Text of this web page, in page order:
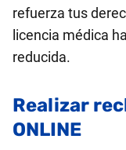
refuerza tus
licencia médica
reducida.
Realizar
ONLINE